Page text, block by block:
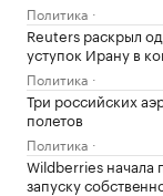
Политика
Reuters раскрыл
уступок Ирану в
Политика
Три российских
полетов
Политика
Wildberries начала
запуску